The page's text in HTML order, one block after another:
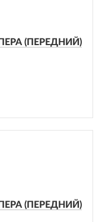
(ПЕРЕДНИЙ)
(ПЕРЕДНИЙ)